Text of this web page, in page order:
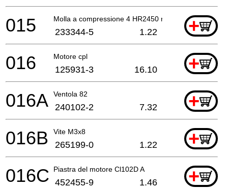
Molla a compressione 4 HR2450 nero +
015 233344-5 1.22
Motore cpl +
016 125931-3 16.10
Ventola 82 +
016A 240102-2 7.32
Vite M3x8 +
016B 265199-0 1.22
Piastra del motore Cl102D A +
016C 452455-9 1.46